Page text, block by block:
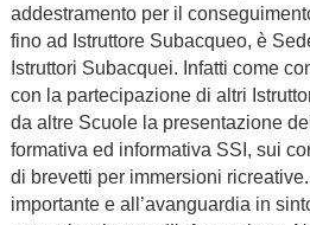
addestramento per il
fino ad Istruttore Subacqueo, è
Istruttori Subacquei. Infatti come
con la partecipazione di altri
da altre Scuole la presentazione
formativa ed informativa SSI, sui
di brevetti per immersioni
importante e all’avanguardia in